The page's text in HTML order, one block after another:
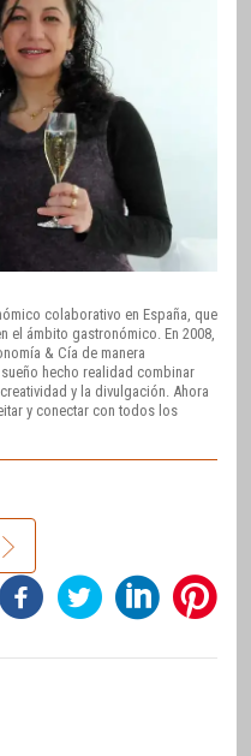
colaborativo en España, que
el ámbito gastronómico. En 2008,
& Cía de manera
hecho realidad combinar
y la divulgación. Ahora
y conectar con todos los